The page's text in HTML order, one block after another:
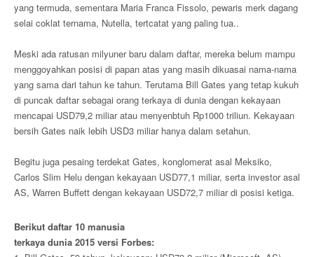
yang termuda, sementara Maria Franca Fissolo, pewaris merk dagang
selai coklat ternama, Nutella, tertcatat yang paling tua..
Meski ada ratusan milyuner baru dalam daftar, mereka belum mampu
menggoyahkan posisi di papan atas yang masih dikuasai nama-nama
yang sama dari tahun ke tahun. Terutama Bill Gates yang tetap kukuh
di puncak daftar sebagai orang terkaya di dunia dengan kekayaan
mencapai USD79,2 miliar atau menyenbtuh Rp1000 triliun. Kekayaan
bersih Gates naik lebih USD3 miliar hanya dalam setahun.
Begitu juga pesaing terdekat Gates, konglomerat asal Meksiko,
Carlos Slim Helu dengan kekayaan USD77,1 miliar, serta investor asal
AS, Warren Buffett dengan kekayaan USD72,7 miliar di posisi ketiga.
Berikut daftar 10 manusia
terkaya dunia 2015 versi Forbes: